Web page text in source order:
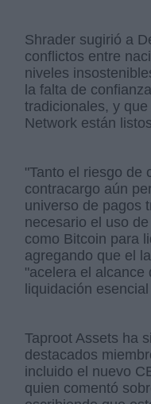
Shrader sugirió a
conflictos entre
niveles
la falta de
tradicionales, y
Network están
"Tanto el riesgo de
contracargo aún
universo de pagos
necesario el uso
como Bitcoin para
agregando que el
"acelera el alcance
liquidación
Taproot Assets ha
destacados
incluido el nuevo
quien comentó